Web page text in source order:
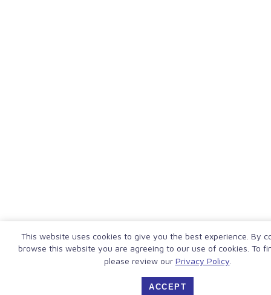
This website uses cookies to give you the best experience. By
browse this website you are agreeing to our use of cookies. To
please review our Privacy Policy
ACCEPT